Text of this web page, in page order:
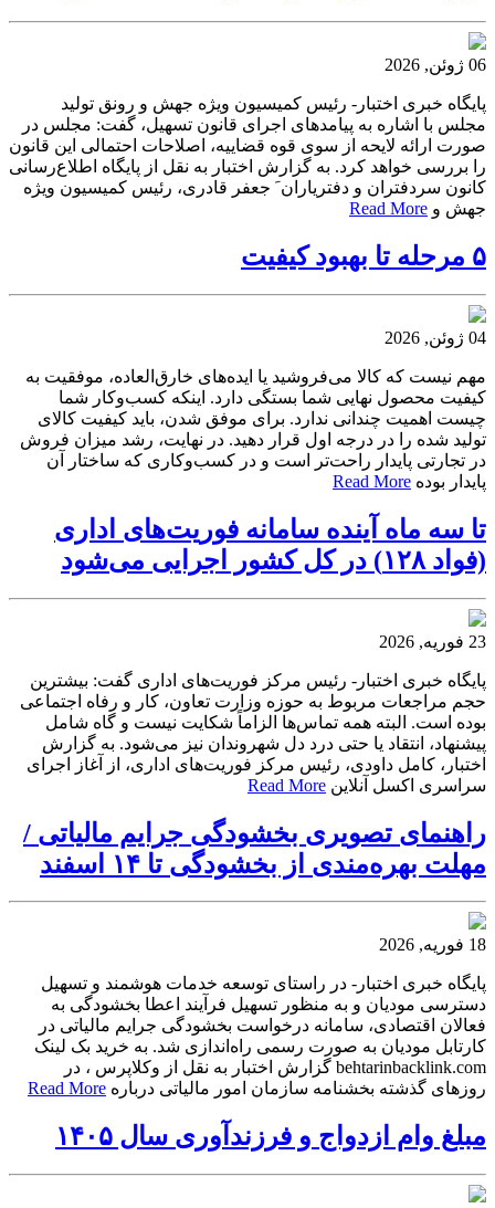
06 ژوئن, 2026
پایگاه خبری اختبار- رئیس کمیسیون ویژه جهش و رونق تولید
مجلس با اشاره به پیامدهای اجرای قانون تسهیل، گفت: مجلس در
صورت ارائه لایحه از سوی قوه قضاییه، اصلاحات احتمالی این قانون
را بررسی خواهد کرد. به گزارش اختبار به نقل از پایگاه اطلاع‌رسانی
کانون سردفتران و دفتریاران َ جعفر قادری، رئیس کمیسیون ویژه
جهش و Read More
۵ مرحله تا بهبود کیفیت
04 ژوئن, 2026
مهم نیست که کالا می‌فروشید یا ایده‌های خارق‌العاده، موفقیت به
کیفیت محصول نهایی شما بستگی دارد. اینکه کسب‌وکار شما
چیست اهمیت چندانی ندارد. برای موفق شدن، باید کیفیت کالای
تولید شده را در درجه اول قرار دهید. در ‌‌نهایت، رشد میزان فروش
در تجارتی پایدار راحت‌تر است و در کسب‌وکاری که ساختار آن
پایدار بوده Read More
تا سه ماه آینده سامانه فوریت‌های اداری
(فواد ۱۲۸) در کل کشور اجرایی می‌شود
23 فوریه, 2026
پایگاه خبری اختبار- رئیس مرکز فوریت‌های اداری گفت: بیشترین
حجم مراجعات مربوط به حوزه وزارت تعاون، کار و رفاه اجتماعی
بوده است. البته همه تماس‌ها الزاماً شکایت نیست و گاه شامل
پیشنهاد، انتقاد یا حتی درد دل شهروندان نیز می‌شود. به گزارش
اختبار، کامل داودی، رئیس مرکز فوریت‌های اداری، از آغاز اجرای
سراسری اکسل آنلاین Read More
راهنمای تصویری بخشودگی جرایم مالیاتی /
مهلت بهره‌مندی از بخشودگی تا ۱۴ اسفند
18 فوریه, 2026
پایگاه خبری اختبار- در راستای توسعه خدمات هوشمند و تسهیل
دسترسی مودیان و به منظور تسهیل فرآیند اعطا بخشودگی به
فعالان اقتصادی، سامانه درخواست بخشودگی جرایم مالیاتی در
کارتابل مودیان به صورت رسمی راه‌اندازی شد. به خرید بک لینک
behtarinbacklink.com گزارش اختبار به نقل از وکلاپرس ، در
روزهای گذشته بخشنامه سازمان امور مالیاتی درباره Read More
مبلغ وام ازدواج و فرزندآوری سال ۱۴۰۵